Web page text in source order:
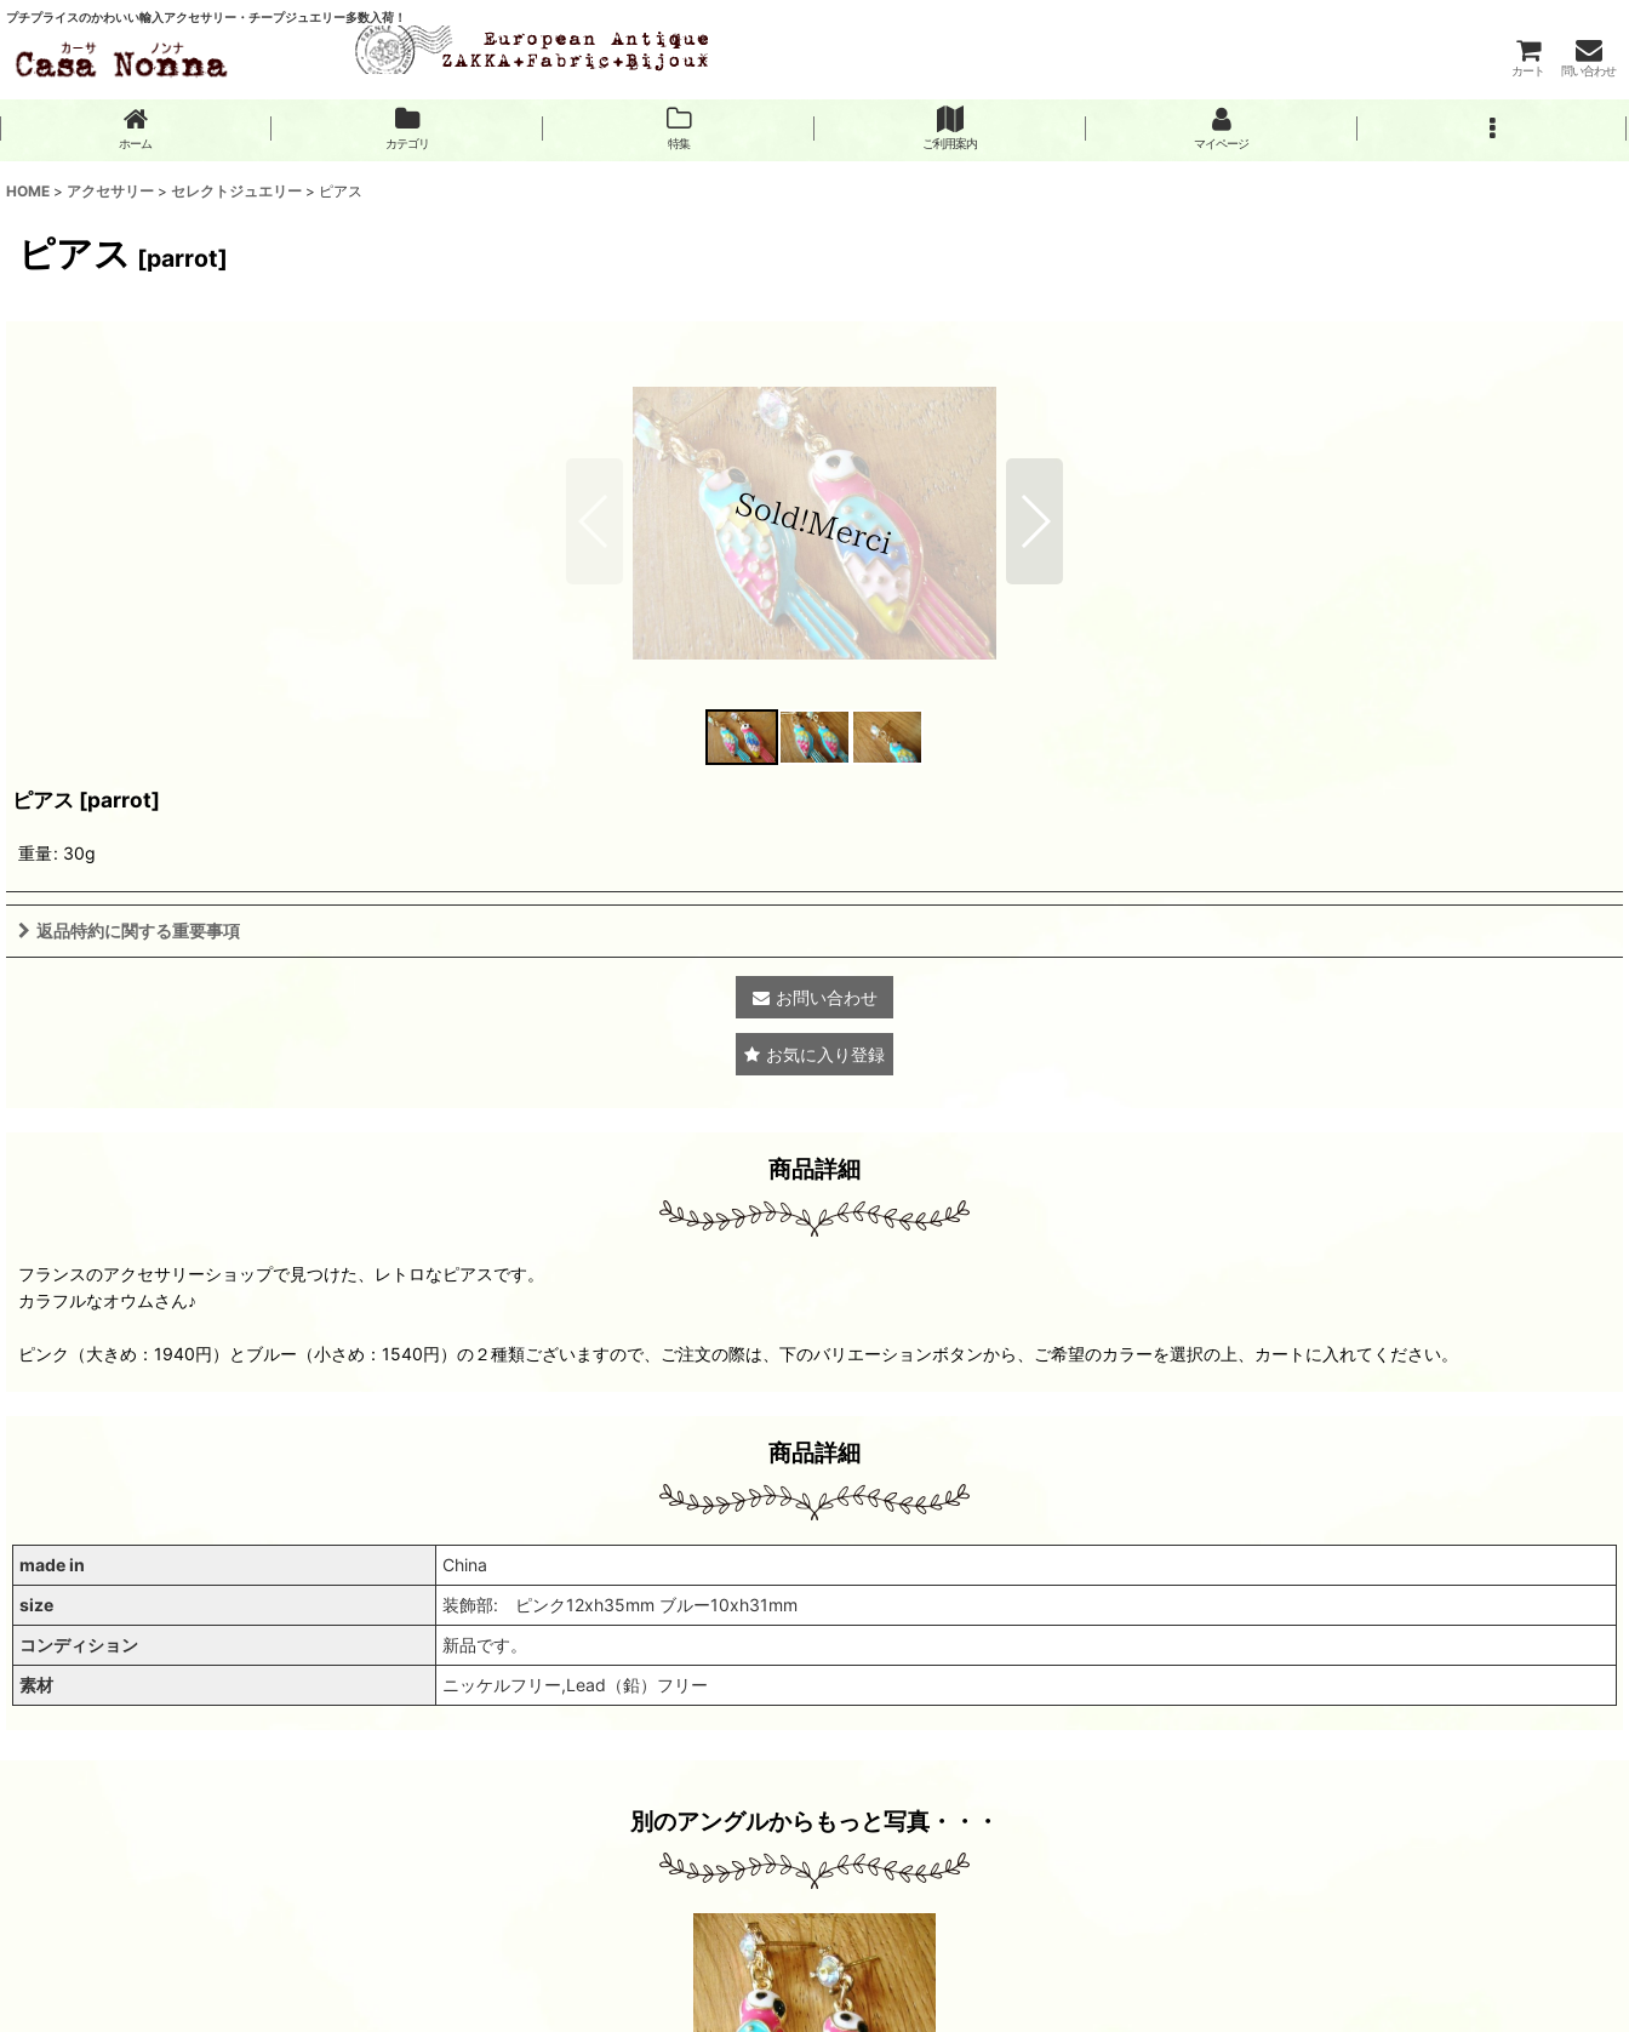
プチプライスのかわいい輸入アクセサリー・チープジュエリー多数入荷！
カート 問い合わせ
ホーム カテゴリ 特集 ご利用案内 マイページ
HOME > アクセサリー > セレクトジュエリー > ピアス
ピアス [parrot]
ピアス [parrot]
重量: 30g
返品特約に関する重要事項
お問い合わせ
お気に入り登録
商品詳細
フランスのアクセサリーショップで見つけた、レトロなピアスです。
カラフルなオウムさん♪
ピンク（大きめ：1940円）とブルー（小さめ：1540円）の２種類ございますので、ご注文の際は、下のバリエーションボタンから、ご希望のカラーを選択の上、カートに入れてください。
商品詳細
made in
China
size
装飾部: ピンク12xh35mm ブルー10xh31mm
コンディション
新品です。
素材
ニッケルフリー,Lead（鉛）フリー
別のアングルからもっと写真・・・